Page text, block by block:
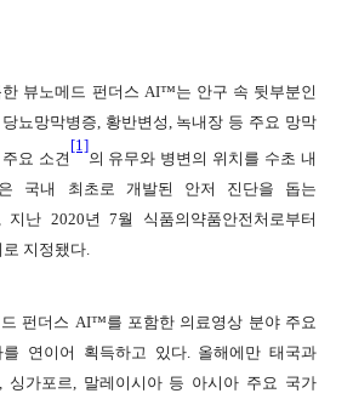
뷰노메드 펀더스 AI™는 안구 속 뒷부분인
뇨망막병증, 황반변성, 녹내장 등 주요 망막
요 소견
[1]
의 유무와 병변의 위치를 수초 내
국내 최초로 개발된 안저 진단을 돕는
지난 2020년 7월 식품의약품안전처로부터
지정됐다.
드 펀더스 AI™를 포함한 의료영상 분야 주요
연이어 획득하고 있다. 올해에만 태국과
싱가포르, 말레이시아 등 아시아 주요 국가